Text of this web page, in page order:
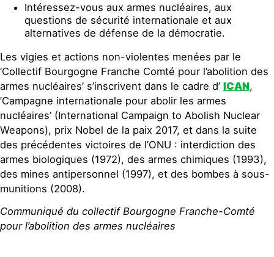
Intéressez-vous aux armes nucléaires, aux
questions de sécurité internationale et aux
alternatives de défense de la démocratie.
Les vigies et actions non-violentes menées par le
‘Collectif Bourgogne Franche Comté pour l’abolition des
armes nucléaires’ s’inscrivent dans le cadre d’ ICAN,
’Campagne internationale pour abolir les armes
nucléaires’ (International Campaign to Abolish Nuclear
Weapons), prix Nobel de la paix 2017, et dans la suite
des précédentes victoires de l’ONU : interdiction des
armes biologiques (1972), des armes chimiques (1993),
des mines antipersonnel (1997), et des bombes à sous-
munitions (2008).
Communiqué du collectif Bourgogne Franche-Comté
pour l’abolition des armes nucléaires